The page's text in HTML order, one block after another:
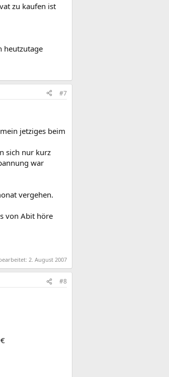
zu kaufen ist
heutzutage
#7
jetziges beim
sich nur kurz
war
vergehen.
von Abit höre
2. August 2007
#8